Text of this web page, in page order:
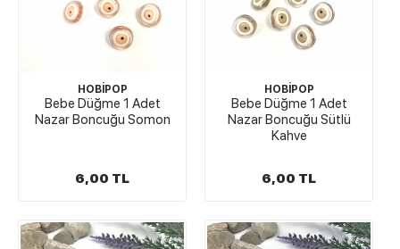
HOBİPOP
Bebe Düğme 1 Adet
Nazar Boncuğu Somon
6,00 TL
HOBİPOP
Bebe Düğme 1 Adet
Nazar Boncuğu Sütlü
Kahve
6,00 TL